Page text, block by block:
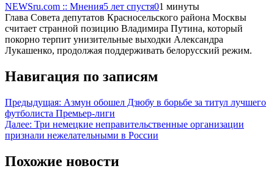
NEWSru.com :: Мнения5 лет спустя01 минуты
Глава Совета депутатов Красносельского района Москвы
считает странной позицию Владимира Путина, который
покорно терпит унизительные выходки Александра
Лукашенко, продолжая поддерживать белорусский режим.
Навигация по записям
Предыдущая: Азмун обошел Дзюбу в борьбе за титул лучшего
футболиста Премьер-лиги
Далее: Три немецкие неправительственные организации
признали нежелательными в России
Похожие новости